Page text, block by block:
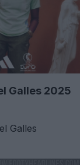
Galles 2025
Galles